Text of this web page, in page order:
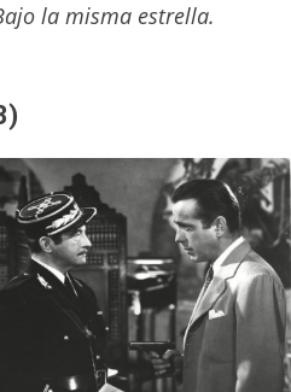
la misma estrella.